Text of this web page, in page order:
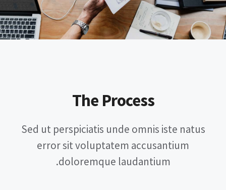
The Process
Sed ut perspiciatis unde omnis iste natus
error sit voluptatem accusantium
doloremque laudantium.